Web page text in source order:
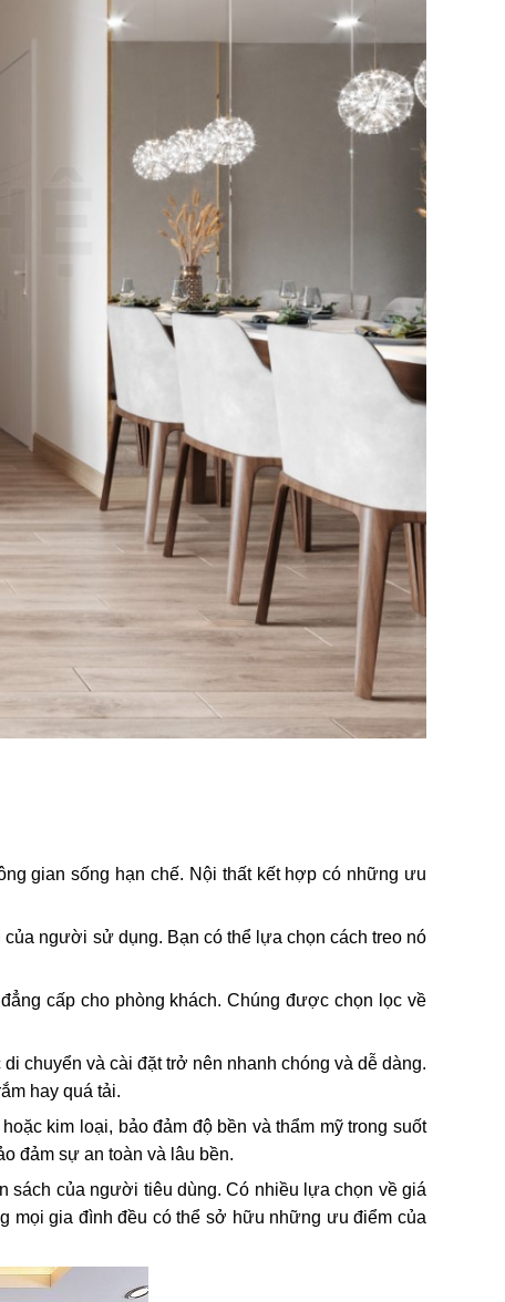
gian sống hạn chế. Nội thất kết hợp có những ưu
người sử dụng. Bạn có thể lựa chọn cách treo nó
cấp cho phòng khách. Chúng được chọn lọc về
chuyển và cài đặt trở nên nhanh chóng và dễ dàng.
hay quá tải.
kim loại, bảo đảm độ bền và thẩm mỹ trong suốt
đảm sự an toàn và lâu bền.
của người tiêu dùng. Có nhiều lựa chọn về giá
mọi gia đình đều có thể sở hữu những ưu điểm của